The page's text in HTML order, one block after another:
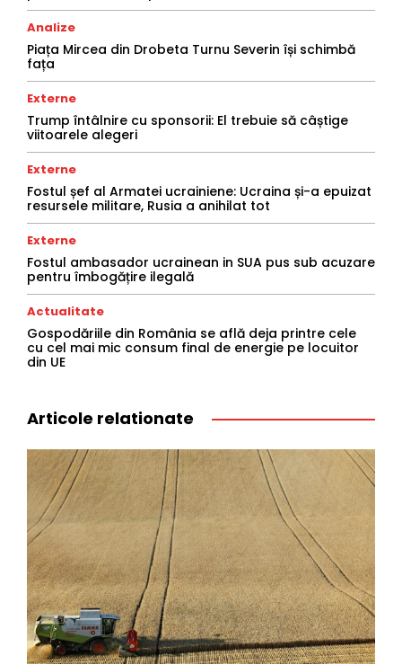
Analize
Piața Mircea din Drobeta Turnu Severin își schimbă
fața
Externe
Trump întâlnire cu sponsorii: El trebuie să câștige
viitoarele alegeri
Externe
Fostul șef al Armatei ucrainiene: Ucraina și-a epuizat
resursele militare, Rusia a anihilat tot
Externe
Fostul ambasador ucrainean in SUA pus sub acuzare
pentru îmbogățire ilegală
Actualitate
Gospodăriile din România se află deja printre cele
cu cel mai mic consum final de energie pe locuitor
din UE
Articole relationate